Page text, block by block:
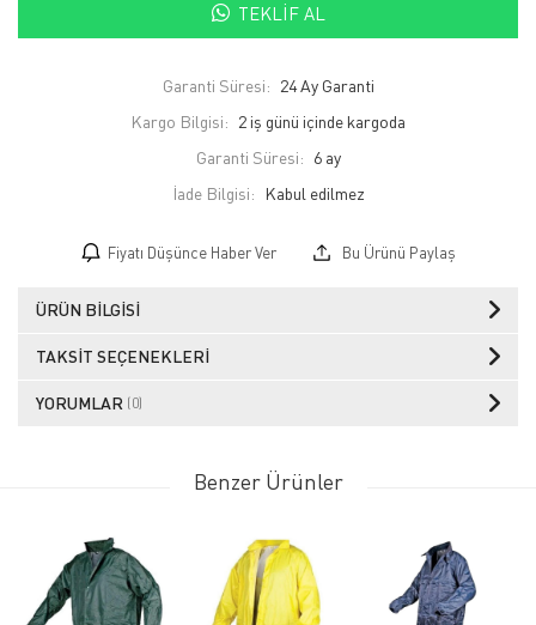
TEKLIF AL
Garanti Süresi: 24 Ay Garanti
Kargo Bilgisi: 2 iş günü içinde kargoda
Garanti Süresi: 6 ay
İade Bilgisi:
Fiyatı Düşünce Haber Ver Bu Ürünü Paylaş
ÜRÜN BILGISI
TAKSIT SEÇENEKLERI
YORUMLAR (0)
Benzer Ürünler